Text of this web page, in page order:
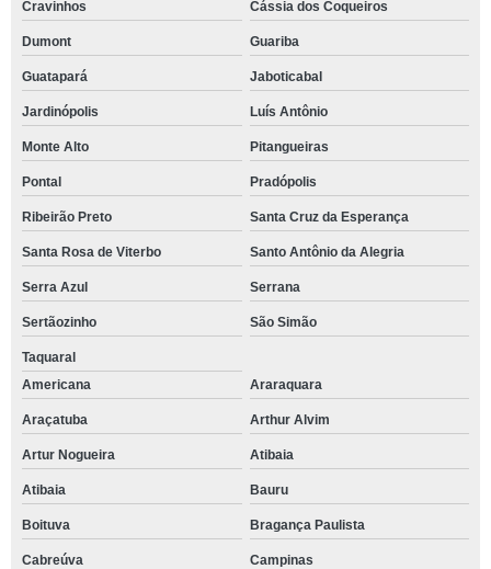
Cravinhos Cássia dos Coqueiros
Dumont Guariba
Guatapará Jaboticabal
Jardinópolis Luís Antônio
Monte Alto Pitangueiras
Pontal Pradópolis
Ribeirão Preto Santa Cruz da Esperança
Santa Rosa de Viterbo Santo Antônio da Alegria
Serra Azul Serrana
Sertãozinho São Simão
Taquaral
Americana
Araraquara
Araçatuba Arthur Alvim
Artur Nogueira Atibaia
Atibaia Bauru
Boituva Bragança Paulista
Cabreúva Campinas